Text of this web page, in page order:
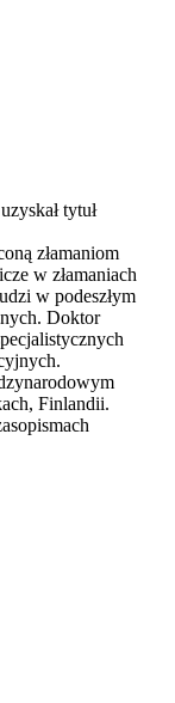
tytuł
złamaniom
w złamaniach
w podeszłym
Doktor
Finlandii.